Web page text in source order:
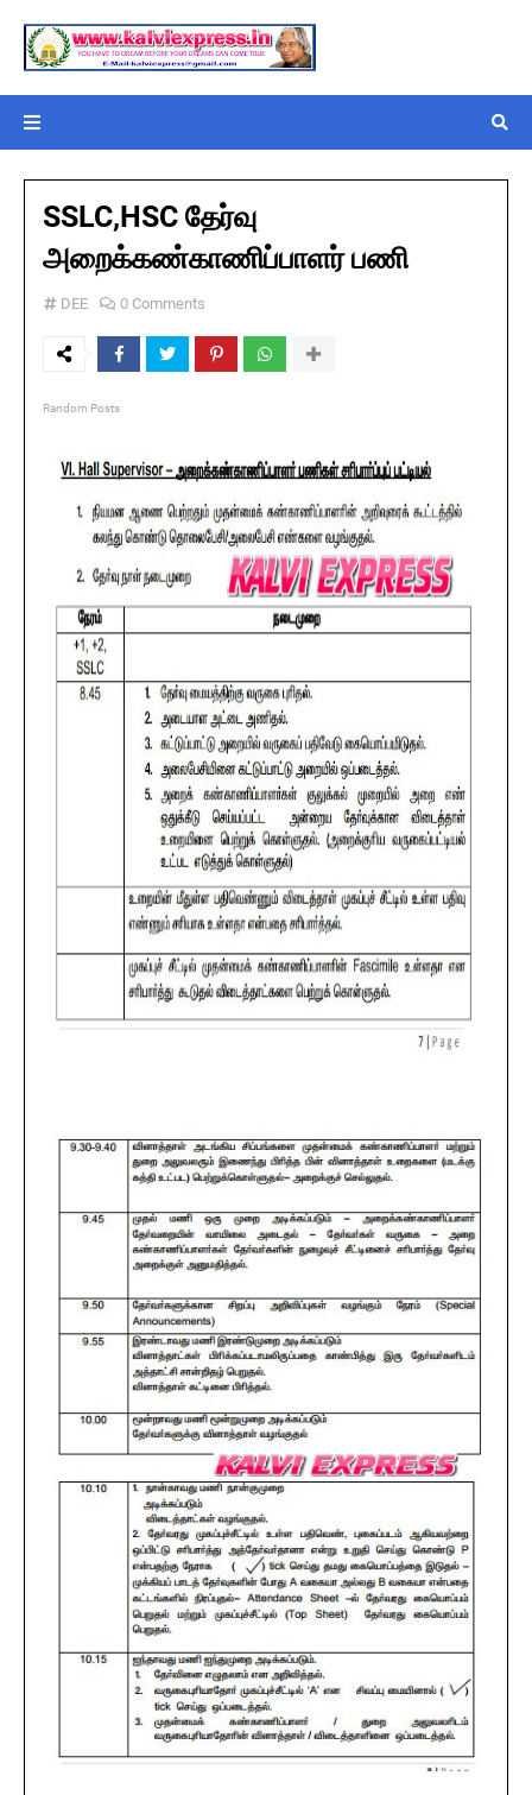
SSLC,HSC தேர்வு
அறைக்கண்காணிப்பாளர் பணி
DEE 0 Comments
Random Posts